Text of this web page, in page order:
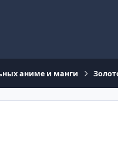
аниме и манги